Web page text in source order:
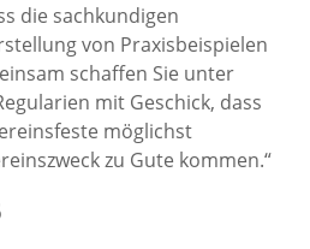
die sachkundigen
von Praxisbeispielen
schaffen Sie unter
mit Geschick, dass
möglichst
zu Gute kommen.“